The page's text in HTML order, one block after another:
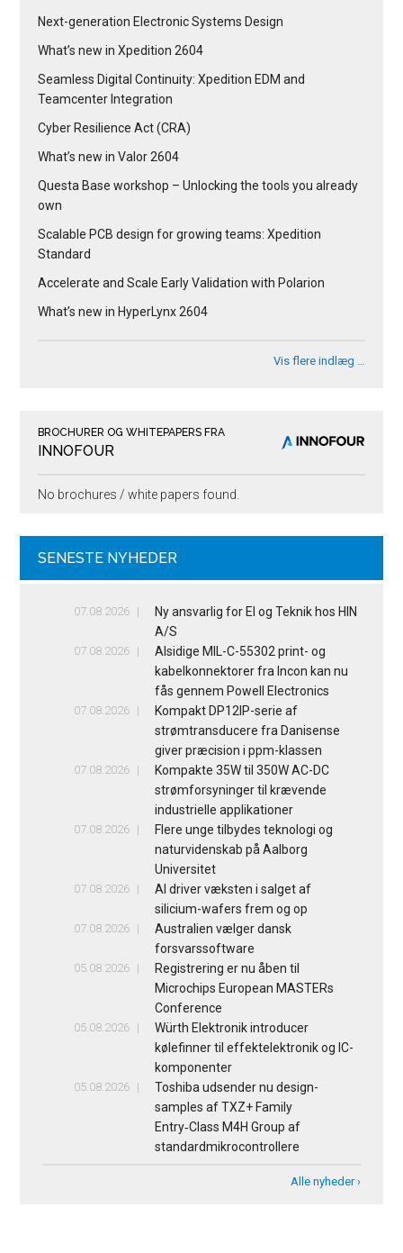
Next-generation Electronic Systems Design
What’s new in Xpedition 2604
Seamless Digital Continuity: Xpedition EDM and
Teamcenter Integration
Cyber Resilience Act (CRA)
What’s new in Valor 2604
Questa Base workshop – Unlocking the tools you already
own
Scalable PCB design for growing teams: Xpedition
Standard
Accelerate and Scale Early Validation with Polarion
What’s new in HyperLynx 2604
Vis flere indlæg …
BROCHURER OG WHITEPAPERS FRA
INNOFOUR
No brochures / white papers found.
SENESTE NYHEDER
07.08.2026
Ny ansvarlig for El og Teknik hos HIN
A/S
07.08.2026
Alsidige MIL-C-55302 print- og
kabelkonnektorer fra Incon kan nu
fås gennem Powell Electronics
07.08.2026
Kompakt DP12IP-serie af
strømtransducere fra Danisense
giver præcision i ppm-klassen
07.08.2026
Kompakte 35W til 350W AC-DC
strømforsyninger til krævende
industrielle applikationer
07.08.2026
Flere unge tilbydes teknologi og
naturvidenskab på Aalborg
Universitet
07.08.2026
AI driver væksten i salget af
silicium-wafers frem og op
07.08.2026
Australien vælger dansk
forsvarssoftware
05.08.2026
Registrering er nu åben til
Microchips European MASTERs
Conference
05.08.2026
Würth Elektronik introducer
kølefinner til effektelektronik og IC-
komponenter
05.08.2026
Toshiba udsender nu design-
samples af TXZ+ Family
Entry‑Class M4H Group af
standardmikrocontrollere
Alle nyheder ›